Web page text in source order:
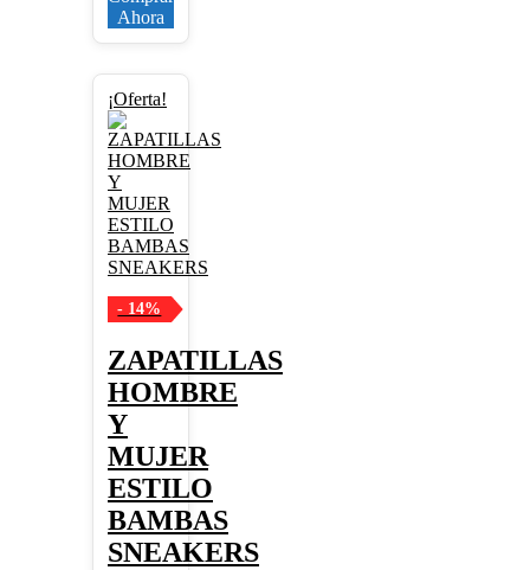
Ahora
¡Oferta!
- 14%
ZAPATILLAS
HOMBRE
Y
MUJER
ESTILO
BAMBAS
SNEAKERS
Este
producto
tiene
múltiples
variantes.
Las
opciones
se
pueden
en
página
de
producto